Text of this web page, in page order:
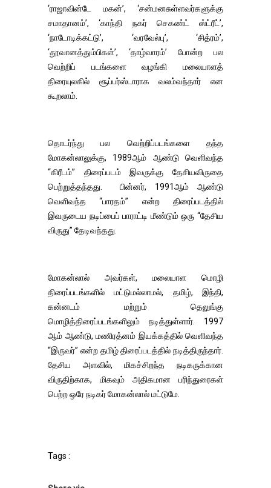
‘ராஜாவின்டே மகன்’, ‘சன்மனசுள்ளவர்களுக்கு
சமாதானம்’, ‘காந்தி நகர் செகண்ட் ஸ்ட்ரீட்’,
‘நாடோடிக்கட்டு’, ‘வரவேல்பு’, ‘சித்ரம்’,
‘தூவானத்தும்பிகள்’, ‘தாழ்வாரம்’ போன்ற பல
வெற்றிப் படங்களை வழங்கி மலையாளத்
திரையுலகில் சூப்பர்ஸ்டாராக வலம்வந்தார் என
கூறலாம்.
தொடர்ந்து பல வெற்றிப்படங்களை தந்த
மோகன்லாலுக்கு, 1989ஆம் ஆண்டு வெளிவந்த
“கிரீடம்” திரைப்படம் இவருக்கு தேசியவிருதை
பெற்றுத்தந்தது. பின்னர், 1991ஆம் ஆண்டு
வெளிவந்த “பாரதம்” என்ற திரைப்படத்தில்
இவருடைய நடிப்பைப் பாராட்டி மீண்டும் ஒரு “தேசிய
விருது” தேடிவந்தது.
மோகன்லால் அவர்கள், மலையாள மொழி
திரைப்படங்களில் மட்டுமல்லாமல், தமிழ், இந்தி,
கன்னடம் மற்றும் தெலுங்கு
மொழித்திரைப்படங்களிலும் நடித்துள்ளார். 1997
ஆம் ஆண்டு, மணிரத்னம் இயக்கத்தில் வெளிவந்த
“இருவர்” என்ற தமிழ் திரைப்படத்தில் நடித்திருந்தார்.
தேசிய அளவில், மிகச்சிறந்த நடிகருக்கான
விருதிற்காக, மிகவும் அதிகமான பரிந்துரைகள்
பெற்ற ஒரே நடிகர் மோகன்லால் மட்டுமே.
Tags :